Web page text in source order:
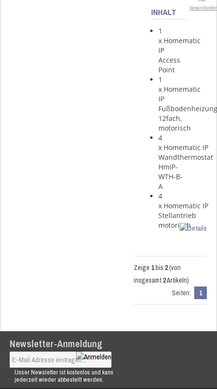
INHALT
1
x Homematic
IP
Access
Point
1
x Homematic
IP
12fach,
motorisch
4
x Homematic IP
Wandthermostat
HmIP-
WTH-B-
A
4
x Homematic IP
Stellantrieb
motorisch
Versandkosten
Zeige 1bis 2(von
insgesamt 2Artikeln)
Seiten:
1
Newsletter-Anmeldung
Unser Newsletter ist kostenlos und kann
jederzeit wieder abbestellt werden.